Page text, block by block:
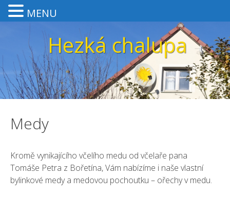
Hezká chalupa
Medy
Kromě vynikajícího včelího medu od včelaře pana
Tomáše Petra z Bořetína, Vám nabízíme i naše vlastní
bylinkové medy a medovou pochoutku – ořechy v medu.
MENU